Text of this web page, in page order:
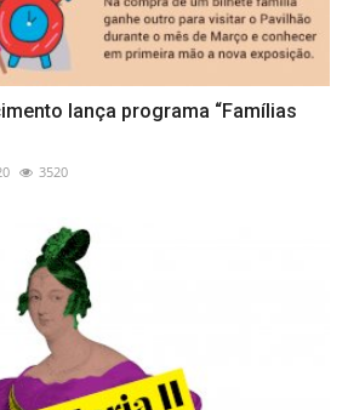
lança programa “Famílias
3520